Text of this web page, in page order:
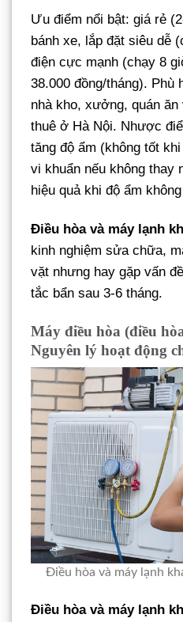
Ưu điểm nổi bật: giá rẻ
bánh xe, lắp đặt siêu dễ
điện cực mạnh (chạy 8
38.000 đồng/tháng). Phù
nhà kho, xưởng, quán
thuê ở Hà Nội. Nhược
tăng độ ẩm (không tốt
vi khuẩn nếu không
hiệu quả khi độ ẩm
Điều hòa và máy lạnh
kinh nghiệm sửa chữa,
vặt nhưng hay gặp vấn
tắc bẩn sau 3-6 tháng.
Máy điều hòa (điều
Nguyên lý hoạt động
Điều hòa và máy lạnh
Điều hòa và máy lạnh